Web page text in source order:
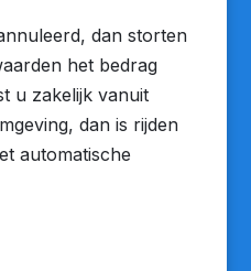
dan storten
het bedrag
u zakelijk vanuit
dan is rijden
automatische